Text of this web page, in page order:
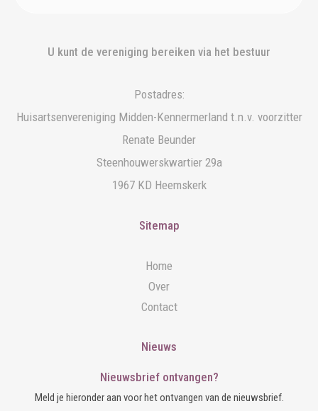
U kunt de vereniging bereiken via het bestuur
Postadres:
Huisartsenvereniging Midden-Kennermerland t.n.v. voorzitter
Renate Beunder
Steenhouwerskwartier 29a
1967 KD Heemskerk
Sitemap
Home
Over
Contact
Nieuws
Nieuwsbrief ontvangen?
Meld je hieronder aan voor het ontvangen van de nieuwsbrief.